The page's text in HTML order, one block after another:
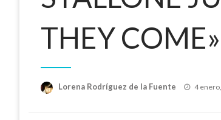
THEY COME»
Lorena Rodríguez de la Fuente 4